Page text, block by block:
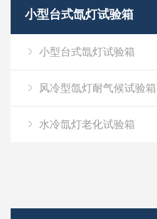
小型台式氙灯试验箱
小型台式氙灯试验箱
风冷型氙灯耐气候试验箱
水冷氙灯老化试验箱